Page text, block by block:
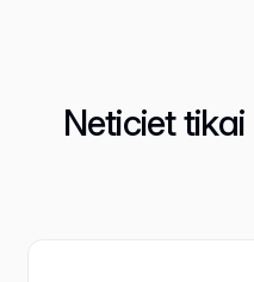
Neticiet